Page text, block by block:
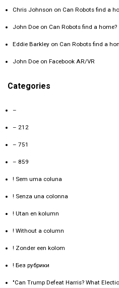
Chris Johnson on Can Robots find a
John Doe on Can Robots find a home?
Eddie Barkley on Can Robots find a
John Doe on Facebook AR/VR
Categories
–
– 212
– 751
– 859
! Sem uma coluna
! Senza una colonna
! Utan en kolumn
! Without a column
! Zonder een kolom
! Без рубрики
"Can Trump Defeat Harris? What